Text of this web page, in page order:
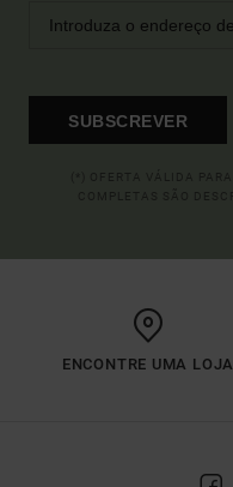
SUBSCREVER
ENCONTRE UMA LOJA